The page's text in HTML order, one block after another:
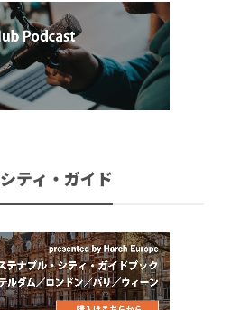
ティ・ガイド